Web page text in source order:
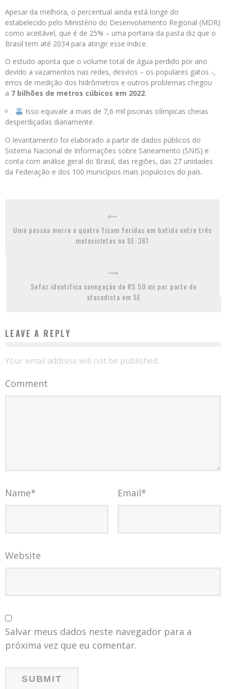
Apesar da melhora, o percentual ainda está longe do
estabelecido pelo Ministério do Desenvolvimento Regional (MDR)
como aceitável, que é de 25% – uma portaria da pasta diz que o
Brasil tem até 2034 para atingir esse índice.
O estudo aponta que o volume total de água perdido por ano
devido a vazamentos nas redes, desvios – os populares gatos -,
erros de medição dos hidrômetros e outros problemas chegou
a 7 bilhões de metros cúbicos em 2022.
Isso equivale a mais de 7,6 mil piscinas olímpicas cheias
desperdiçadas diariamente.
O levantamento foi elaborado a partir de dados públicos do
Sistema Nacional de Informações sobre Saneamento (SNIS) e
conta com análise geral do Brasil, das regiões, das 27 unidades
da Federação e dos 100 municípios mais populosos do país.
Uma pessoa morre e quatro ficam feridas em batida entre três
motocicletas na SE-361
Sefaz identifica sonegação de R$ 50 mi por parte de
atacadista em SE
LEAVE A REPLY
Your email address will not be published.
Comment
Name* Email*
Website
Salvar meus dados neste navegador para a
próxima vez que eu comentar.